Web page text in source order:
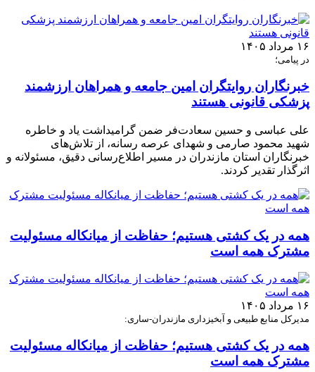
۱۶ مرداد ۱۴۰۵
در پیامی؛
خبرنگاران روایتگران امین جامعه و همراهان ارزشمند
پزشکی قانونی هستند
علی عباسی و حسین سعادت‌فر ضمن گرامیداشت یاد و خاطره
شهید محمود صارمی و شهدای عرصه رسانه، از تلاش‌های
خبرنگاران استان مازندران در مسیر اطلاع‌رسانی دقیق، مسئولانه و
اثرگذار تقدیر کردند.
همه در یک کشتی هستیم؛ حفاظت از میانکاله مسئولیت
مشترک همه است
۱۶ مرداد ۱۴۰۵
مدیرکل منابع طبیعی و آبخیزداری مازندران-ساری:
همه در یک کشتی هستیم؛ حفاظت از میانکاله مسئولیت
مشترک همه است